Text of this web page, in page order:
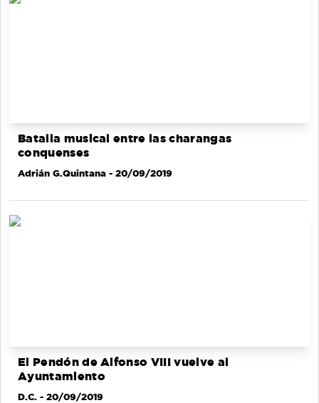
Batalla musical entre las charangas
conquenses
Adrián G.Quintana - 20/09/2019
El Pendón de Alfonso VIII vuelve al
Ayuntamiento
D.C. - 20/09/2019